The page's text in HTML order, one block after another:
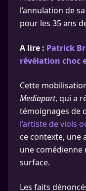
l’annulation de
pour les 35 ans
A lire : Patrick
révélation choc
Cette
Mediapart, qui a
témoignages de
l’artiste de viols
ce contexte, une
une
surface.
Les faits